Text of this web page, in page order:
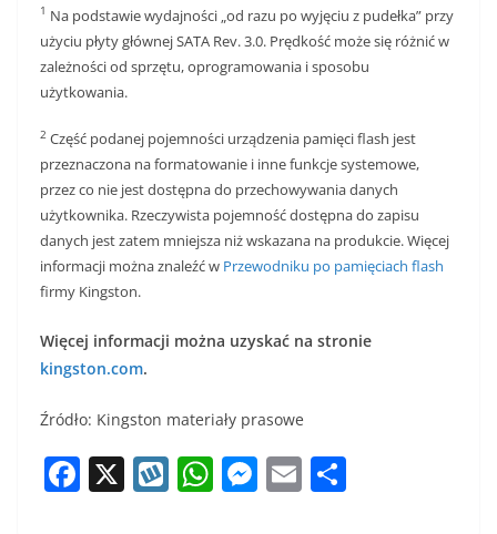
1 Na podstawie wydajności „od razu po wyjęciu z pudełka” przy
użyciu płyty głównej SATA Rev. 3.0. Prędkość może się różnić w
zależności od sprzętu, oprogramowania i sposobu
użytkowania.
2 Część podanej pojemności urządzenia pamięci flash jest
przeznaczona na formatowanie i inne funkcje systemowe,
przez co nie jest dostępna do przechowywania danych
użytkownika. Rzeczywista pojemność dostępna do zapisu
danych jest zatem mniejsza niż wskazana na produkcie. Więcej
informacji można znaleźć w Przewodniku po pamięciach flash
firmy Kingston.
Więcej informacji można uzyskać na stronie
kingston.com.
Źródło: Kingston materiały prasowe
F
a
X W
y
W
h
M
e
E
m